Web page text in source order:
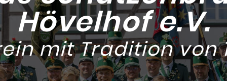
Hövelhof e.V.
mit Tradition von